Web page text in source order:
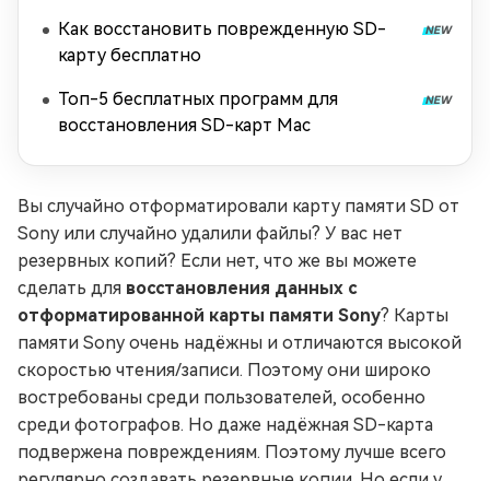
Как восстановить поврежденную SD-
карту бесплатно
Топ-5 бесплатных программ для
восстановления SD-карт Mac
Вы случайно отформатировали карту памяти SD от
Sony или случайно удалили файлы? У вас нет
резервных копий? Если нет, что же вы можете
сделать для восстановления данных с
отформатированной карты памяти Sony? Карты
памяти Sony очень надёжны и отличаются высокой
скоростью чтения/записи. Поэтому они широко
востребованы среди пользователей, особенно
среди фотографов. Но даже надёжная SD-карта
подвержена повреждениям. Поэтому лучше всего